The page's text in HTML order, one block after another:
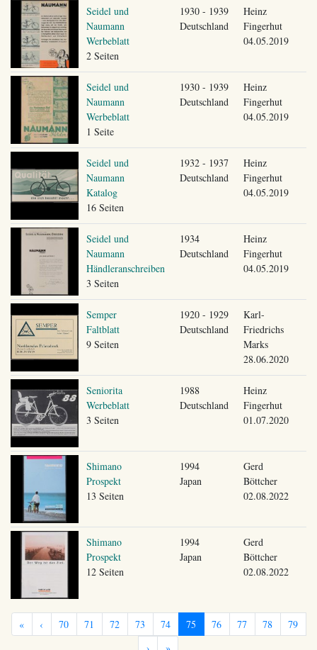
Seidel und
Naumann
Werbeblatt
2 Seiten
1930 - 1939
Deutschland
Heinz
Fingerhut
04.05.2019
Seidel und
Naumann
Werbeblatt
1 Seite
1930 - 1939
Deutschland
Heinz
Fingerhut
04.05.2019
Seidel und
Naumann
Katalog
16 Seiten
1932 - 1937
Deutschland
Heinz
Fingerhut
04.05.2019
Seidel und
Naumann
Händleranschreiben
3 Seiten
1934
Deutschland
Heinz
Fingerhut
04.05.2019
Semper
Faltblatt
9 Seiten
1920 - 1929
Deutschland
Karl-
Friedrichs
Marks
28.06.2020
Seniorita
Werbeblatt
3 Seiten
1988
Deutschland
Heinz
Fingerhut
01.07.2020
Shimano
Prospekt
13 Seiten
1994
Japan
Gerd
Böttcher
02.08.2022
Shimano
Prospekt
12 Seiten
1994
Japan
Gerd
Böttcher
02.08.2022
« ‹ 70 71 72 73 74 75 76 77 78
79
›
»